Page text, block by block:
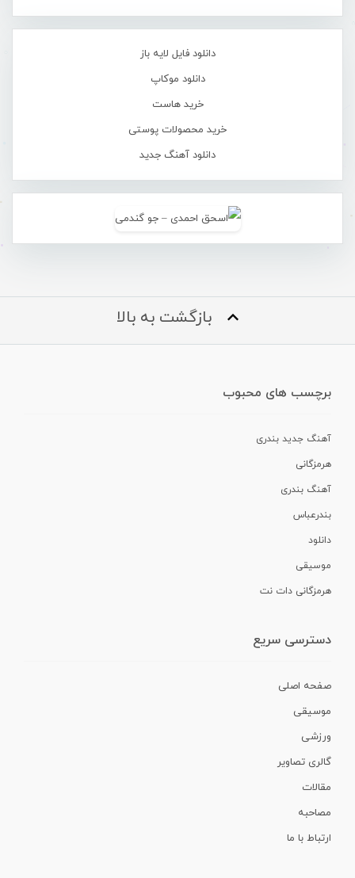
دانلود فایل لایه باز
دانلود موکاپ
خرید هاست
خرید محصولات پوستی
دانلود آهنگ جدید
بازگشت به بالا
برچسب های محبوب
آهنگ جدید بندری
هرمزگانی
آهنگ بندری
بندرعباس
دانلود
موسیقی
هرمزگانی دات نت
دسترسی سریع
صفحه اصلی
موسیقی
ورزشی
گالری تصاویر
مقالات
مصاحبه
ارتباط با ما